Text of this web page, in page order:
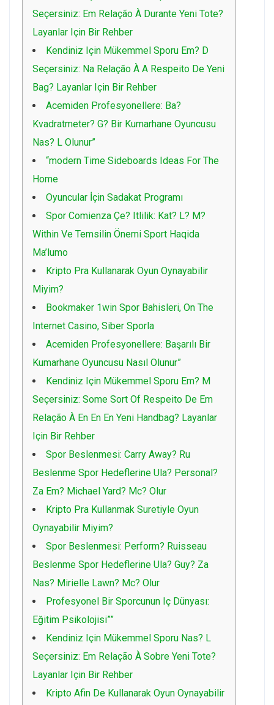
Seçersiniz: Em Relação À Durante Yeni Tote?
Layanlar Için Bir Rehber
Kendiniz Için Mükemmel Sporu Em? D
Seçersiniz: Na Relação À A Respeito De Yeni
Bag? Layanlar Için Bir Rehber
Acemiden Profesyonellere: Ba?
Kvadratmeter? G? Bir Kumarhane Oyuncusu
Nas? L Olunur”
“modern Time Sideboards Ideas For The
Home
Oyuncular İçin Sadakat Programı
Spor Comienza Çe? Itlilik: Kat? L? M?
Within Ve Temsilin Önemi Sport Haqida
Ma’lumo
Kripto Pra Kullanarak Oyun Oynayabilir
Miyim?
Bookmaker 1win Spor Bahisleri, On The
Internet Casino, Siber Sporla
Acemiden Profesyonellere: Başarılı Bir
Kumarhane Oyuncusu Nasıl Olunur”
Kendiniz Için Mükemmel Sporu Em? M
Seçersiniz: Some Sort Of Respeito De Em
Relação À En En En Yeni Handbag? Layanlar
Için Bir Rehber
Spor Beslenmesi: Carry Away? Ru
Beslenme Spor Hedeflerine Ula? Personal?
Za Em? Michael Yard? Mc? Olur
Kripto Pra Kullanmak Suretiyle Oyun
Oynayabilir Miyim?
Spor Beslenmesi: Perform? Ruisseau
Beslenme Spor Hedeflerine Ula? Guy? Za
Nas? Mirielle Lawn? Mc? Olur
Profesyonel Bir Sporcunun Iç Dünyası:
Eğitim Psikolojisi””
Kendiniz Için Mükemmel Sporu Nas? L
Seçersiniz: Em Relação À Sobre Yeni Tote?
Layanlar Için Bir Rehber
Kripto Afin De Kullanarak Oyun Oynayabilir